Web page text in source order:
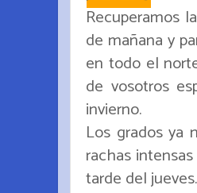
Recuperamos
de mañana y
en todo el
de vosotros
invierno.
Los grados ya
rachas
tarde del